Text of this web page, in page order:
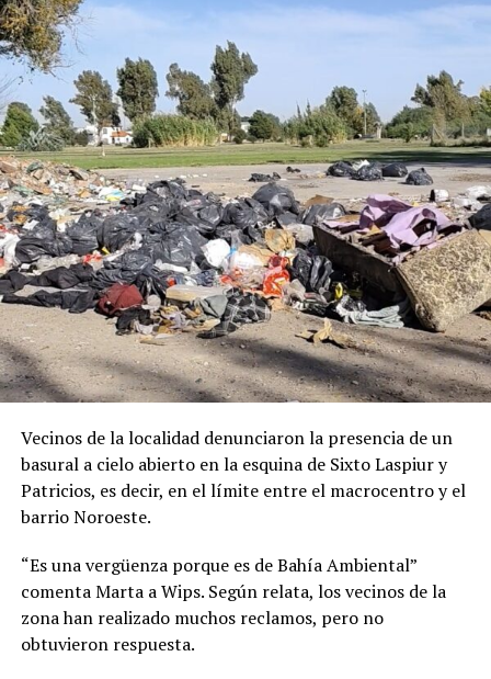
de
vídeo
not found
Descargar archivo: https://wips.digital/wp-
Vecinos de la localidad denunciaron la presencia de un
basural a cielo abierto en la esquina de Sixto Laspiur y
Patricios, es decir, en el límite entre el macrocentro y el
barrio Noroeste.
“Es una vergüenza porque es de Bahía Ambiental”
comenta Marta a Wips. Según relata, los vecinos de la
zona han realizado muchos reclamos, pero no
obtuvieron respuesta.